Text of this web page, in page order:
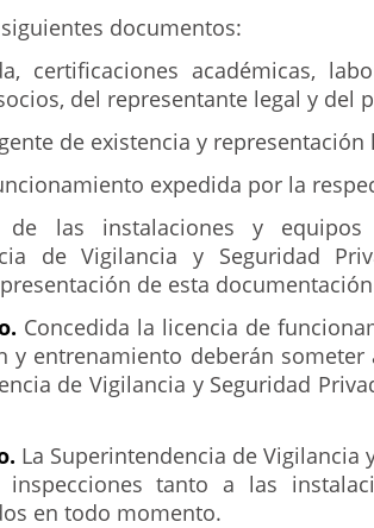
documentos:
certificaciones académicas,
del representante legal y del
de existencia y representación
expedida por la
de las instalaciones y
de Vigilancia y Seguridad
de esta
Concedida la licencia de
y entrenamiento deberán someter
de Vigilancia y Seguridad
La Superintendencia de Vigilancia
inspecciones tanto a las
en todo momento.